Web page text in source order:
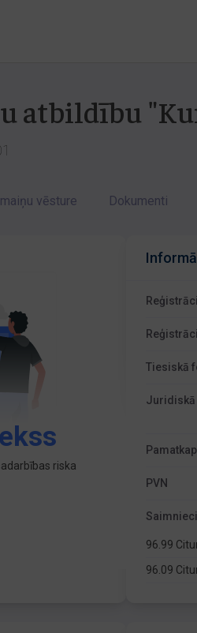
atbildību
vēsture Dokumenti
riska
Tiesiskā
PVN
96.99
96.09